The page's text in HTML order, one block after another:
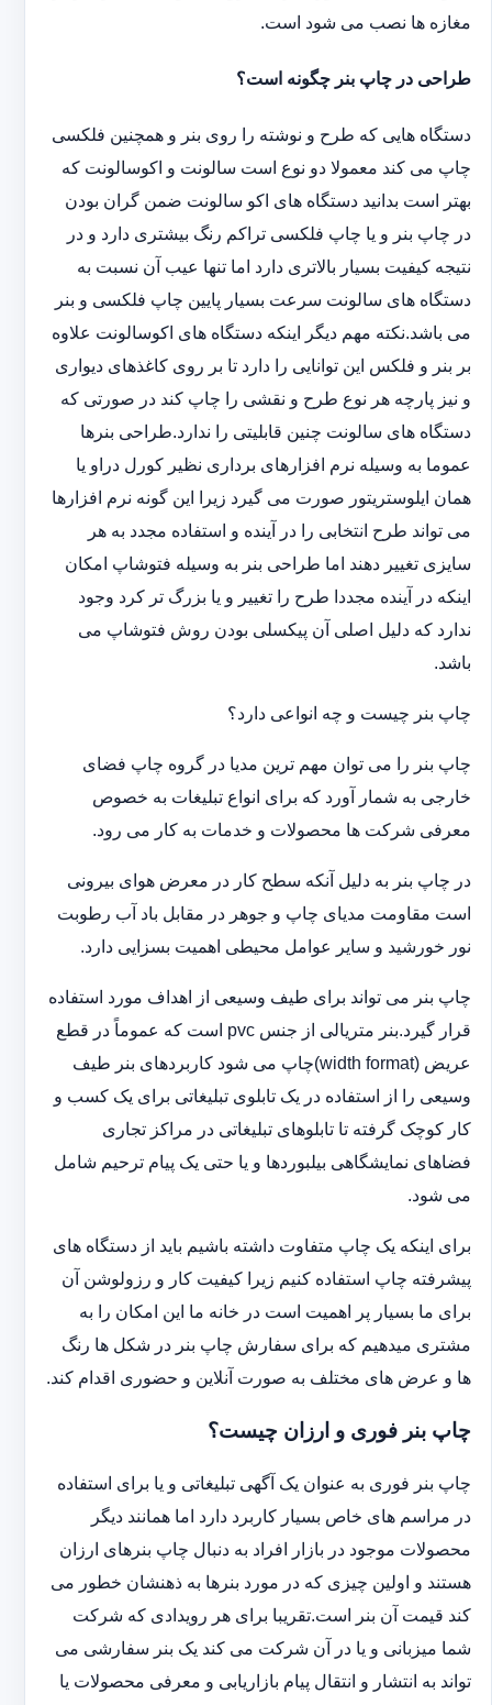
مغازه ها نصب می شود است.
طراحی در چاپ بنر چگونه است؟
دستگاه هایی که طرح و نوشته را روی بنر و همچنین فلکسی
چاپ می کند معمولا دو نوع است سالونت و اکوسالونت که
بهتر است بدانید دستگاه های اکو سالونت ضمن گران بودن
در چاپ بنر و یا چاپ فلکسی تراکم رنگ بیشتری دارد و در
نتیجه کیفیت بسیار بالاتری دارد اما تنها عیب آن نسبت به
دستگاه های سالونت سرعت بسیار پایین چاپ فلکسی و بنر
می باشد.نکته مهم دیگر اینکه دستگاه های اکوسالونت علاوه
بر بنر و فلکس این توانایی را دارد تا بر روی کاغذهای دیواری
و نیز پارچه هر نوع طرح و نقشی را چاپ کند در صورتی که
دستگاه های سالونت چنین قابلیتی را ندارد.طراحی بنرها
عموما به وسیله نرم افزارهای برداری نظیر کورل دراو یا
همان ایلوستریتور صورت می گیرد زیرا این گونه نرم افزارها
می تواند طرح انتخابی را در آینده و استفاده مجدد به هر
سایزی تغییر دهند اما طراحی بنر به وسیله فتوشاپ امکان
اینکه در آینده مجددا طرح را تغییر و یا بزرگ تر کرد وجود
ندارد که دلیل اصلی آن پیکسلی بودن روش فتوشاپ می
باشد.
چاپ بنر چیست و چه انواعی دارد؟
چاپ بنر را می توان مهم ترین مدیا در گروه چاپ فضای
خارجی به شمار آورد که برای انواع تبلیغات به خصوص
معرفی شرکت ها محصولات و خدمات به کار می رود.
در چاپ بنر به دلیل آنکه سطح کار در معرض هوای بیرونی
است مقاومت مدیای چاپ و جوهر در مقابل باد آب رطوبت
نور خورشید و سایر عوامل محیطی اهمیت بسزایی دارد.
چاپ بنر می تواند برای طیف وسیعی از اهداف مورد استفاده
قرار گیرد.بنر متریالی از جنس pvc است که عموماً در قطع
عریض (width format)چاپ می شود کاربردهای بنر طیف
وسیعی را از استفاده در یک تابلوی تبلیغاتی برای یک کسب و
کار کوچک گرفته تا تابلوهای تبلیغاتی در مراکز تجاری
فضاهای نمایشگاهی بیلبوردها و یا حتی یک پیام ترحیم شامل
می شود.
برای اینکه یک چاپ متفاوت داشته باشیم باید از دستگاه های
پیشرفته چاپ استفاده کنیم زیرا کیفیت کار و رزولوشن آن
برای ما بسیار پر اهمیت است در خانه ما این امکان را به
مشتری میدهیم که برای سفارش چاپ بنر در شکل ها رنگ
ها و عرض های مختلف به صورت آنلاین و حضوری اقدام کند.
چاپ بنر فوری و ارزان چیست؟
چاپ بنر فوری به عنوان یک آگهی تبلیغاتی و یا برای استفاده
در مراسم های خاص بسیار کاربرد دارد اما همانند دیگر
محصولات موجود در بازار افراد به دنبال چاپ بنرهای ارزان
هستند و اولین چیزی که در مورد بنرها به ذهنشان خطور می
کند قیمت آن بنر است.تقریبا برای هر رویدادی که شرکت
شما میزبانی و یا در آن شرکت می کند یک بنر سفارشی می
تواند به انتشار و انتقال پیام بازاریابی و معرفی محصولات یا